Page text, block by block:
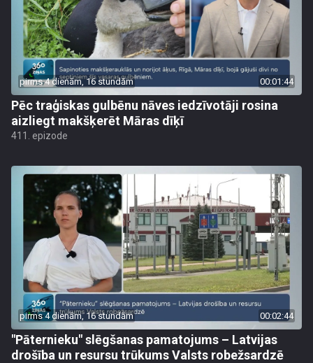
pirms 4 dienām, 16 stundām 00:01:44
Pēc traģiskas gulbēnu nāves iedzīvotāji rosina
aizliegt makšķerēt Māras dīķī
411. epizode
pirms 4 dienām, 16 stundām 00:02:44
"Pāternieku" slēgšanas pamatojums – Latvijas
drošība un resursu trūkums Valsts robežsardzē